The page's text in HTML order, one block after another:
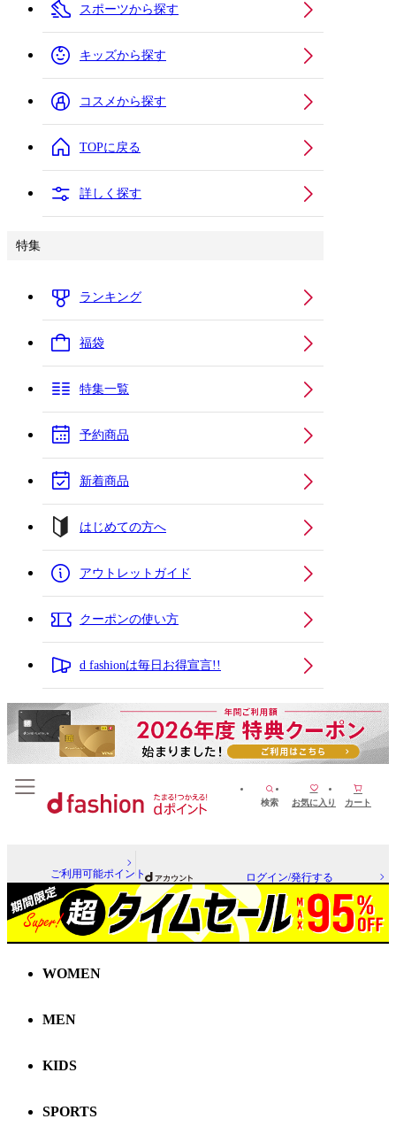
スポーツから探す
キッズから探す
コスメから探す
TOPに戻る
詳しく探す
特集
ランキング
福袋
特集一覧
予約商品
新着商品
はじめての方へ
アウトレットガイド
クーポンの使い方
d fashionは毎日お得宣言!!
検索 お気に入り カート
ご利用可能ポイント ログイン/発行する
WOMEN
MEN
KIDS
SPORTS